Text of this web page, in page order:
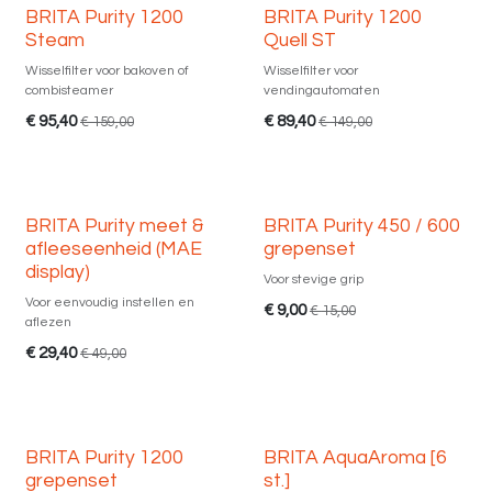
Uitverkoop
BRITA Purity 1200
Steam
Wisselfilter voor bakoven of
combisteamer
€95,40 €159,00
Uitverkoop
BRITA Purity 1200
Quell ST
Wisselfilter voor
vendingautomaten
€89,40 €149,00
op = op!
BRITA Purity meet &
afleeseenheid (MAE
display)
Voor eenvoudig instellen en
aflezen
€ 29,40 €49,00
op = op!
BRITA Purity 450 / 600
grepenset
Voor stevige grip
€9,00 €15,00
op = op!
BRITA Purity 1200
grepenset
BRITA AquaAroma [6
st.]